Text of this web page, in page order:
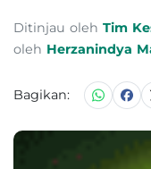
Ditinjau oleh Tim
oleh Herzanindya
Bagikan: